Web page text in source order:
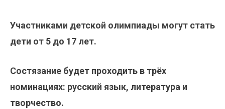
Участниками детской олимпиады могут стать
дети от 5 до 17 лет.
Состязание будет проходить в трёх
номинациях: русский язык, литература и
творчество.